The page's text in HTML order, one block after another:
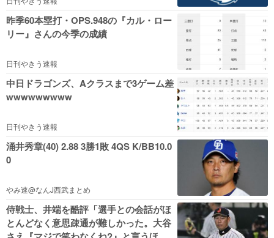
昨季60本塁打・OPS.948の『カル・ロー
リー』さんの今季の成績
日刊やきう速報
中日ドラゴンズ、Aクラスまで3ゲーム差
wwwwwwwww
日刊やきう速報
涌井秀章(40) 2.88 3勝1敗 4QS K/BB10.0
0
やみ速@なんJ西武まとめ
侍戦士、井端を酷評「選手との会話がほ
とんどなく意思疎通が難しかった。大谷